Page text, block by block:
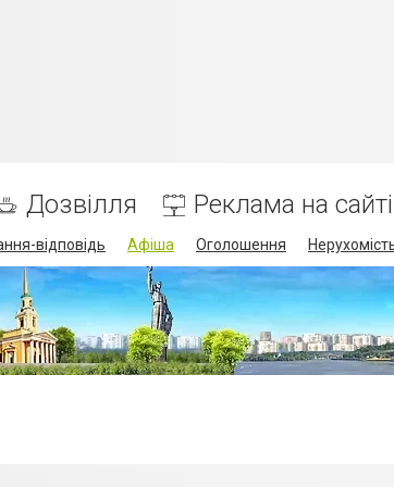
Дозвілля Реклама на сайті
відповідь Афіша Оголошення